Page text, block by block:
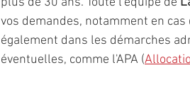
vos demandes, notamment en cas
également dans les démarches
éventuelles, comme l'APA (